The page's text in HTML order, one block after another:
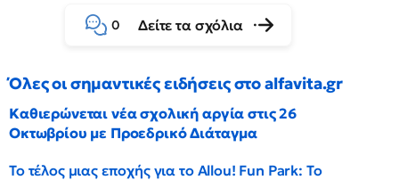
0 Δείτε τα σχόλια
Όλες οι σημαντικές ειδήσεις στο alfavita.gr
Καθιερώνεται νέα σχολική αργία στις 26
Οκτωβρίου με Προεδρικό Διάταγμα
Το τέλος μιας εποχής για το Allou! Fun Park: Το